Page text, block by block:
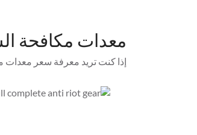
معدات مكافحة
إذا كنت تريد معرفة سعر معدات